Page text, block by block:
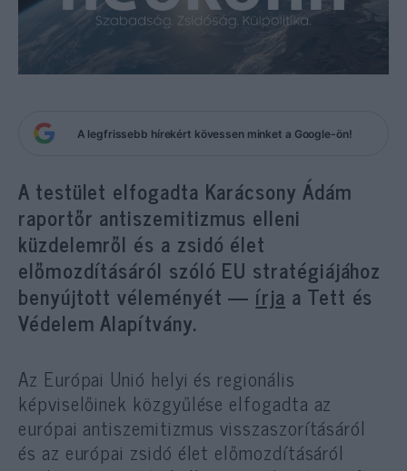
A legfrissebb hírekért kövessen minket a Google-ön!
A testület elfogadta Karácsony Ádám
raportőr antiszemitizmus elleni
küzdelemről és a zsidó élet
előmozdításáról szóló EU stratégiájához
benyújtott véleményét — írja a Tett és
Védelem Alapítvány.
Az Európai Unió helyi és regionális
képviselőinek közgyűlése elfogadta az
európai antiszemitizmus visszaszorításáról
és az európai zsidó élet előmozdításáról